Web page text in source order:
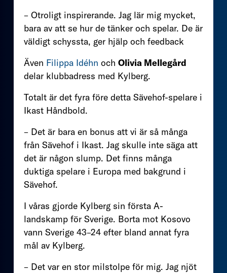
– Otroligt inspirerande. Jag lär mig mycket,
bara av att se hur de tänker och spelar. De är
väldigt schyssta, ger hjälp och feedback
Även Filippa Idéhn och Olivia Mellegård
delar klubbadress med Kylberg.
Totalt är det fyra före detta Sävehof-spelare i
Ikast Håndbold.
– Det är bara en bonus att vi är så många
från Sävehof i Ikast. Jag skulle inte säga att
det är någon slump. Det finns många
duktiga spelare i Europa med bakgrund i
Sävehof.
I våras gjorde Kylberg sin första A-
landskamp för Sverige. Borta mot Kosovo
vann Sverige 43–24 efter bland annat fyra
mål av Kylberg.
– Det var en stor milstolpe för mig. Jag njöt